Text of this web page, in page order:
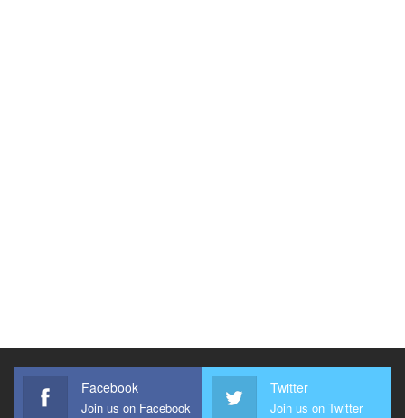
Facebook
Join us on Facebook
Twitter
Join us on Twitter